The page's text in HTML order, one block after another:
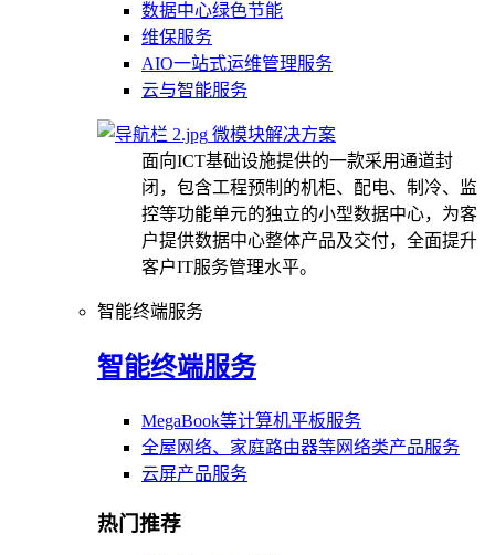
数据中心绿色节能
维保服务
AIO一站式运维管理服务
云与智能服务
微模块解决方案
面向ICT基础设施提供的一款采用通道封
闭，包含工程预制的机柜、配电、制冷、监
控等功能单元的独立的小型数据中心，为客
户提供数据中心整体产品及交付，全面提升
客户IT服务管理水平。
智能终端服务
智能终端服务
MegaBook等计算机平板服务
全屋网络、家庭路由器等网络类产品服务
云屏产品服务
热门推荐